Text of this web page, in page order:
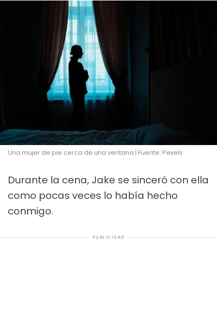
Una mujer de pie cerca de una ventana | Fuente: Pexels
Durante la cena, Jake se sinceró con ella
como pocas veces lo había hecho
conmigo.
PUBLICIDAD